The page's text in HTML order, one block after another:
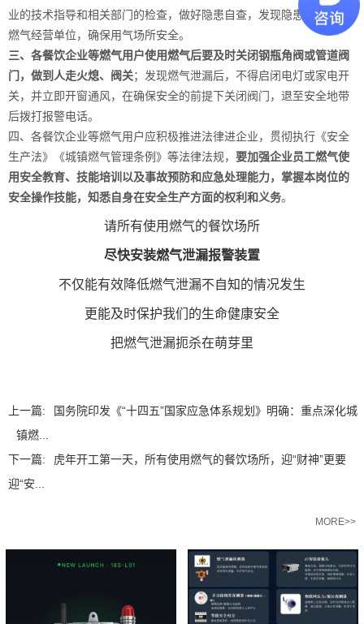
业的技术指导和相关部门的检查，做好隐患自查，发现隐患立即告知
燃气经营单位，确保用气场所安全。
三、各餐饮企业等燃气用户使用燃气后要及时关闭钢瓶角阀或管道阀
门，做到人走火熄、阀关；发现燃气泄漏后，不得启闭电灯或家电开
关，并立即开窗通风，在确保安全的前提下关闭阀门，退至安全地带
后拨打报警电话。
四、各餐饮企业等燃气用户应积极推进法律进企业，贯彻执行《安全
生产法》《城镇燃气管理条例》等法律法规， 要加强企业员工燃气使
用安全教育、技能培训以及事故预防和应急处理能力，掌握本岗位的
安全操作技能，知悉自身在安全生产方面的权利和义务。
请所有使用燃气的餐饮场所
尽快安装燃气泄漏报警装置
不仅能有效降低燃气泄漏不自知的情况发生
更能及时保护我们的生命健康安全
把燃气泄漏扼杀在萌芽里
上一篇:
国务院印发《“十四五”国家应急体系规划》明确：重点深化城
镇燃...
下一篇:
虎年开工第一天，所有使用燃气的餐饮场所，迎“财神”更要
迎“安...
MORE>>